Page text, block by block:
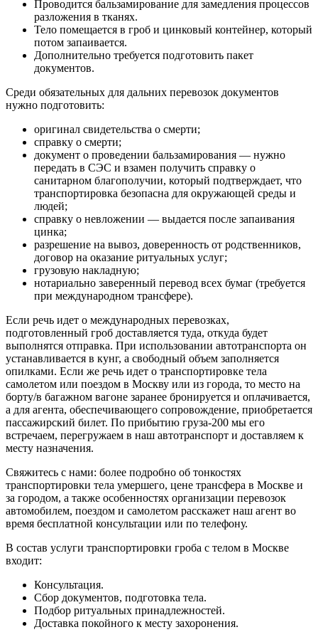
Проводится бальзамирование для замедления процессов
разложения в тканях.
Тело помещается в гроб и цинковый контейнер, который
потом запаивается.
Дополнительно требуется подготовить пакет
документов.
Среди обязательных для дальних перевозок документов
нужно подготовить:
оригинал свидетельства о смерти;
справку о смерти;
документ о проведении бальзамирования — нужно
передать в СЭС и взамен получить справку о
санитарном благополучии, который подтверждает, что
транспортировка безопасна для окружающей среды и
людей;
справку о невложении — выдается после запаивания
цинка;
разрешение на вывоз, доверенность от родственников,
договор на оказание ритуальных услуг;
грузовую накладную;
нотариально заверенный перевод всех бумаг (требуется
при международном трансфере).
Если речь идет о международных перевозках,
подготовленный гроб доставляется туда, откуда будет
выполнятся отправка. При использовании автотранспорта он
устанавливается в кунг, а свободный объем заполняется
опилками. Если же речь идет о транспортировке тела
самолетом или поездом в Москву или из города, то место на
борту/в багажном вагоне заранее бронируется и оплачивается,
а для агента, обеспечивающего сопровождение, приобретается
пассажирский билет. По прибытию груза-200 мы его
встречаем, перегружаем в наш автотранспорт и доставляем к
месту назначения.
Свяжитесь с нами: более подробно об тонкостях
транспортировки тела умершего, цене трансфера в Москве и
за городом, а также особенностях организации перевозок
автомобилем, поездом и самолетом расскажет наш агент во
время бесплатной консультации или по телефону.
В состав услуги транспортировки гроба с телом в Москве
входит:
Консультация.
Сбор документов, подготовка тела.
Подбор ритуальных принадлежностей.
Доставка покойного к месту захоронения.